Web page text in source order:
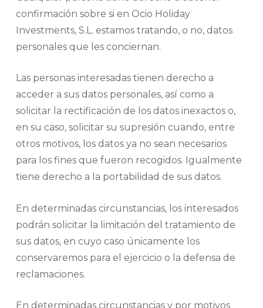
confirmación sobre si en Ocio Holiday
Investments, S.L. estamos tratando, o no, datos
personales que les conciernan.
Las personas interesadas tienen derecho a
acceder a sus datos personales, así como a
solicitar la rectificación de los datos inexactos o,
en su caso, solicitar su supresión cuando, entre
otros motivos, los datos ya no sean necesarios
para los fines que fueron recogidos. Igualmente
tiene derecho a la portabilidad de sus datos.
En determinadas circunstancias, los interesados
podrán solicitar la limitación del tratamiento de
sus datos, en cuyo caso únicamente los
conservaremos para el ejercicio o la defensa de
reclamaciones.
En determinadas circunstancias y por motivos